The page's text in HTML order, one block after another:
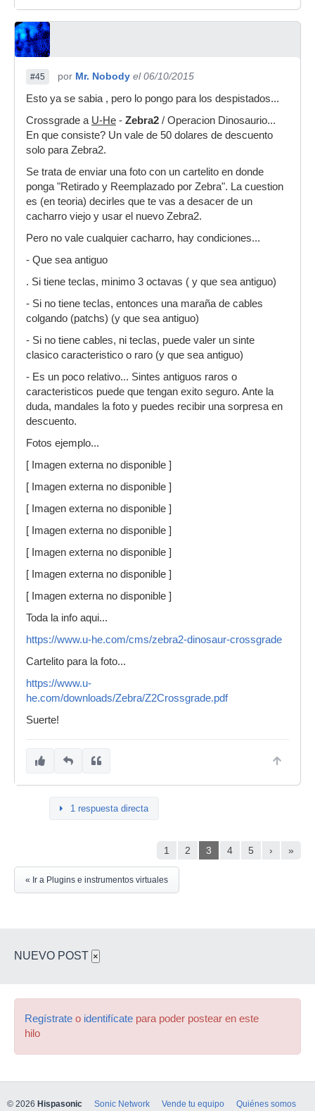
#45 por Mr. Nobody el 06/10/2015
Esto ya se sabia , pero lo pongo para los despistados...
Crossgrade a U-He - Zebra2 / Operacion Dinosaurio...
En que consiste? Un vale de 50 dolares de descuento
solo para Zebra2.
Se trata de enviar una foto con un cartelito en donde
ponga "Retirado y Reemplazado por Zebra". La cuestion
es (en teoria) decirles que te vas a desacer de un
cacharro viejo y usar el nuevo Zebra2.
Pero no vale cualquier cacharro, hay condiciones...
- Que sea antiguo
. Si tiene teclas, minimo 3 octavas ( y que sea antiguo)
- Si no tiene teclas, entonces una maraña de cables
colgando (patchs) (y que sea antiguo)
- Si no tiene cables, ni teclas, puede valer un sinte
clasico caracteristico o raro (y que sea antiguo)
- Es un poco relativo... Sintes antiguos raros o
caracteristicos puede que tengan exito seguro. Ante la
duda, mandales la foto y puedes recibir una sorpresa en
descuento.
Fotos ejemplo...
[ Imagen externa no disponible ]
[ Imagen externa no disponible ]
[ Imagen externa no disponible ]
[ Imagen externa no disponible ]
[ Imagen externa no disponible ]
[ Imagen externa no disponible ]
[ Imagen externa no disponible ]
Toda la info aqui...
https://www.u-he.com/cms/zebra2-dinosaur-crossgrade
Cartelito para la foto...
https://www.u-
he.com/downloads/Zebra/Z2Crossgrade.pdf
Suerte!
1 respuesta directa
1 2 3 4 5 › »
« Ir a Plugins e instrumentos virtuales
NUEVO POST ×
Regístrate o identifícate para poder postear en este
hilo
© 2026 Hispasonic Sonic Network Vende tu equipo Quiénes somos